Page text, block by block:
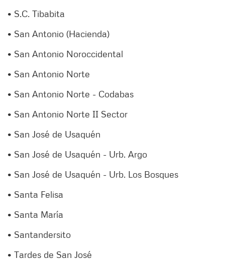
• S.C. Tibabita
• San Antonio (Hacienda)
• San Antonio Noroccidental
• San Antonio Norte
• San Antonio Norte - Codabas
• San Antonio Norte II Sector
• San José de Usaquén
• San José de Usaquén - Urb. Argo
• San José de Usaquén - Urb. Los Bosques
• Santa Felisa
• Santa María
• Santandersito
• Tardes de San José